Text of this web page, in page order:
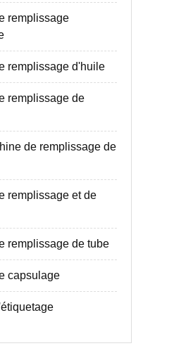
remplissage
remplissage d'huile
remplissage de
de remplissage de
remplissage et de
remplissage de tube
capsulage